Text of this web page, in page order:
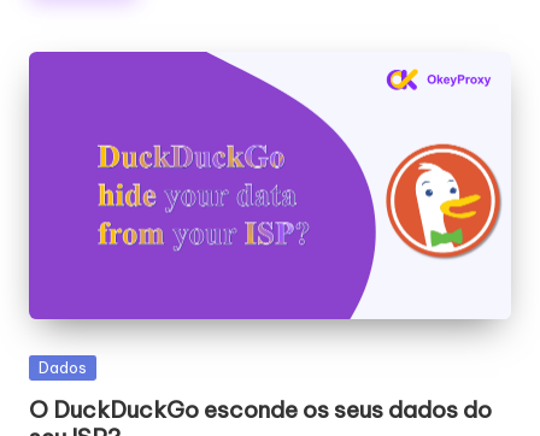
Publicado
Dados
O DuckDuckGo esconde os seus dados do